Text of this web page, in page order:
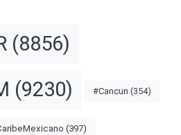
(8856)
(9230) #Cancun (354)
(397)